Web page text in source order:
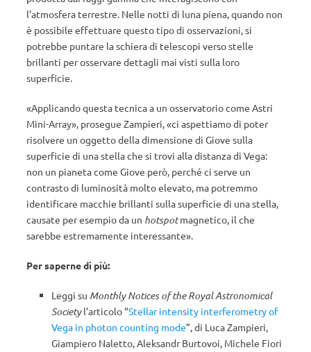
l’atmosfera terrestre. Nelle notti di luna piena, quando non
è possibile effettuare questo tipo di osservazioni, si
potrebbe puntare la schiera di telescopi verso stelle
brillanti per osservare dettagli mai visti sulla loro
superficie.
«Applicando questa tecnica a un osservatorio come Astri
Mini-Array», prosegue Zampieri, «ci aspettiamo di poter
risolvere un oggetto della dimensione di Giove sulla
superficie di una stella che si trovi alla distanza di Vega:
non un pianeta come Giove però, perché ci serve un
contrasto di luminosità molto elevato, ma potremmo
identificare macchie brillanti sulla superficie di una stella,
causate per esempio da un hotspotmagnetico, il che
sarebbe estremamente interessante».
Per saperne di più:
Leggi su Monthly Notices of the Royal Astronomical
Societyl’articolo “Stellar intensity interferometry of
Vega in photon counting mode”, di Luca Zampieri,
Giampiero Naletto, Aleksandr Burtovoi, Michele Fiori